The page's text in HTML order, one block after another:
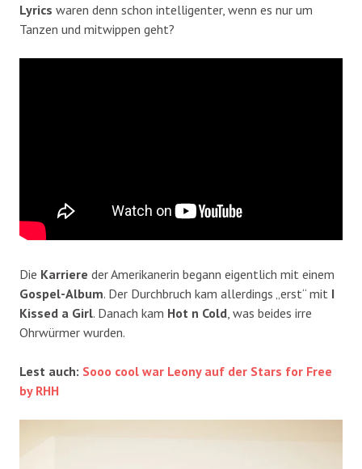
Lyrics waren denn schon intelligenter, wenn es nur um
Tanzen und mitwippen geht?
Die Karriere der Amerikanerin begann eigentlich mit einem
Gospel-Album. Der Durchbruch kam allerdings „erst“ mit I
Kissed a Girl. Danach kam Hot n Cold , was beides irre
Ohrwürmer wurden.
Lest auch: Sooo cool war Leony auf der Stars for Free
by RHH